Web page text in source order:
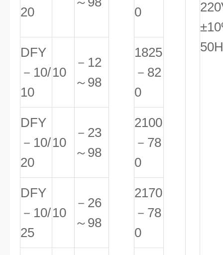
20
0
DFY
－10/
10
10
－12
～98
1825
－82
0
DFY
－10/
20
10
－23
～98
2100
－78
0
DFY
－10/
25
10
－26
～98
2170
－78
0